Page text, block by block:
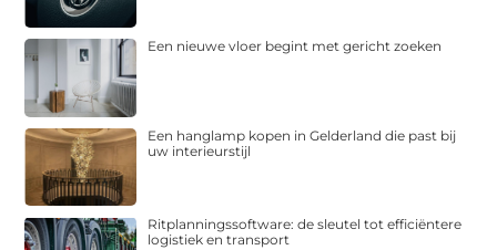
Een nieuwe vloer begint met gericht zoeken
Een hanglamp kopen in Gelderland die past bij
uw interieurstijl
Ritplanningssoftware: de sleutel tot efficiëntere
logistiek en transport